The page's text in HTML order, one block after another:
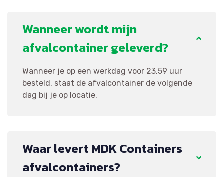
Wanneer wordt mijn
afvalcontainer geleverd?
Wanneer je op een werkdag voor 23.59 uur
besteld, staat de afvalcontainer de volgende
dag bij je op locatie.
Waar levert MDK Containers
afvalcontainers?